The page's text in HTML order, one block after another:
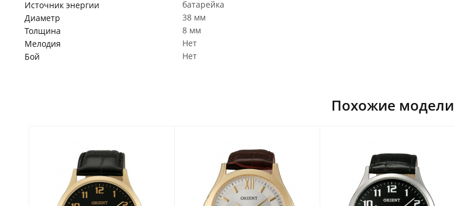
Источник энергии
батарейка
Диаметр
38 мм
Толщина
8 мм
Мелодия
Нет
Бой
Нет
Похожие модели